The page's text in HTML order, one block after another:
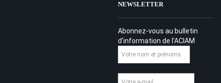
NEWSLETTER
Abonnez-vous au bulletin
d'information de l'ACIAM